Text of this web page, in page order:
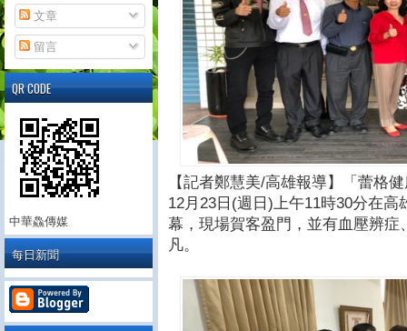
【記者鄭慧美/高雄報導】「蕾格
12月23日(週日)上午11時30分在
幕，現場賀客盈門，並有血壓辨
凡。
文章
留言
QR CODE
中華鱻傳媒
每日新聞